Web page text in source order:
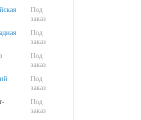
Под
заказ
Под
заказ
Под
заказ
Под
заказ
Под
заказ